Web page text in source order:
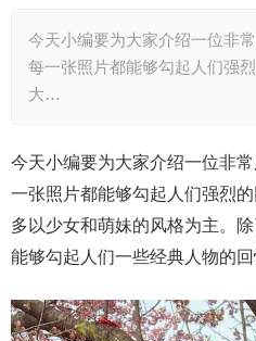
今天小编要为大家介绍一位非
每一张照片都能够勾起人们强
大…
今天小编要为大家介绍一位非
一张照片都能够勾起人们强烈
多以少女和萌妹的风格为主。
能够勾起人们一些经典人物的回